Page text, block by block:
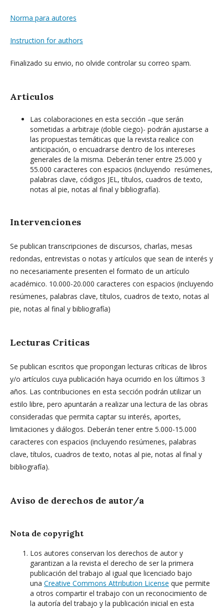
Norma para autores
Instruction for authors
Finalizado su envio, no olvide controlar su correo spam.
Articulos
Las colaboraciones en esta sección –que serán
sometidas a arbitraje (doble ciego)- podrán ajustarse a
las propuestas temáticas que la revista realice con
anticipación, o encuadrarse dentro de los intereses
generales de la misma. Deberán tener entre 25.000 y
55.000 caracteres con espacios (incluyendo resúmenes,
palabras clave, códigos JEL, títulos, cuadros de texto,
notas al pie, notas al final y bibliografía).
Intervenciones
Se publican transcripciones de discursos, charlas, mesas
redondas, entrevistas o notas y artículos que sean de interés y
no necesariamente presenten el formato de un artículo
académico. 10.000-20.000 caracteres con espacios (incluyendo
resúmenes, palabras clave, títulos, cuadros de texto, notas al
pie, notas al final y bibliografía)
Lecturas Criticas
Se publican escritos que propongan lecturas críticas de libros
y/o artículos cuya publicación haya ocurrido en los últimos 3
años. Las contribuciones en esta sección podrán utilizar un
estilo libre, pero apuntarán a realizar una lectura de las obras
consideradas que permita captar su interés, aportes,
limitaciones y diálogos. Deberán tener entre 5.000-15.000
caracteres con espacios (incluyendo resúmenes, palabras
clave, títulos, cuadros de texto, notas al pie, notas al final y
bibliografía).
Aviso de derechos de autor/a
Nota de copyright
Los autores conservan los derechos de autor y
garantizan a la revista el derecho de ser la primera
publicación del trabajo al igual que licenciado bajo
una Creative Commons Attribution License que permite
a otros compartir el trabajo con un reconocimiento de
la autoría del trabajo y la publicación inicial en esta